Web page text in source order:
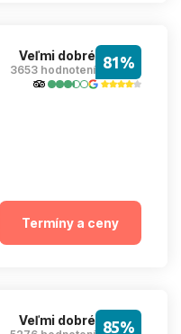
Veľmi dobré
3653 hodnotení 81%
Termíny a ceny
Veľmi dobré 85%